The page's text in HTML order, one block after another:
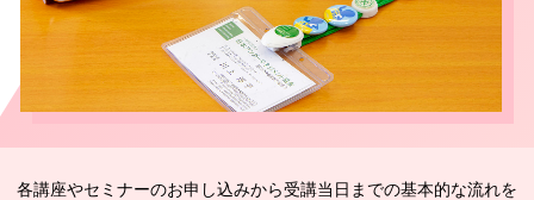
各講座やセミナーのお申し込みから受講当日までの基本的な流れを